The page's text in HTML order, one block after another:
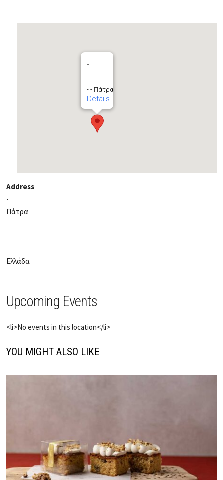
-
- - Πάτρα
Details
Address
-
Πάτρα
Ελλάδα
Upcoming Events
<li>No events in this location</li>
YOU MIGHT ALSO LIKE